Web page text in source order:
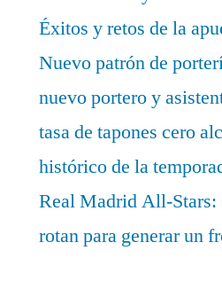
Éxitos y retos de la
Nuevo patrón de
nuevo portero y
tasa de tapones cero
histórico de la
Real Madrid All-Stars:
rotan para generar un